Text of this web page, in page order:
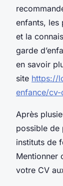
enfants, les
et la
garde
en savoir
site https://
enfance/
Après
possible de
instituts de
Mentionner
votre CV